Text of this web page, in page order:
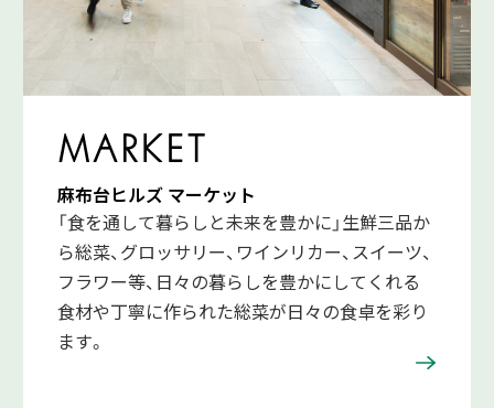
MARKET
麻布台ヒルズ マーケット
「食を通して暮らしと未来を豊かに」生鮮三品か
ら総菜、グロッサリー、ワインリカー、スイーツ、
フラワー等、日々の暮らしを豊かにしてくれる
食材や丁寧に作られた総菜が日々の食卓を彩り
ます。